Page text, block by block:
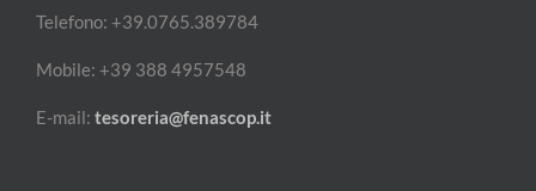
Telefono: +39.0765.389784
Mobile: +39 388 4957548
E-mail: tesoreria@fenascop.it